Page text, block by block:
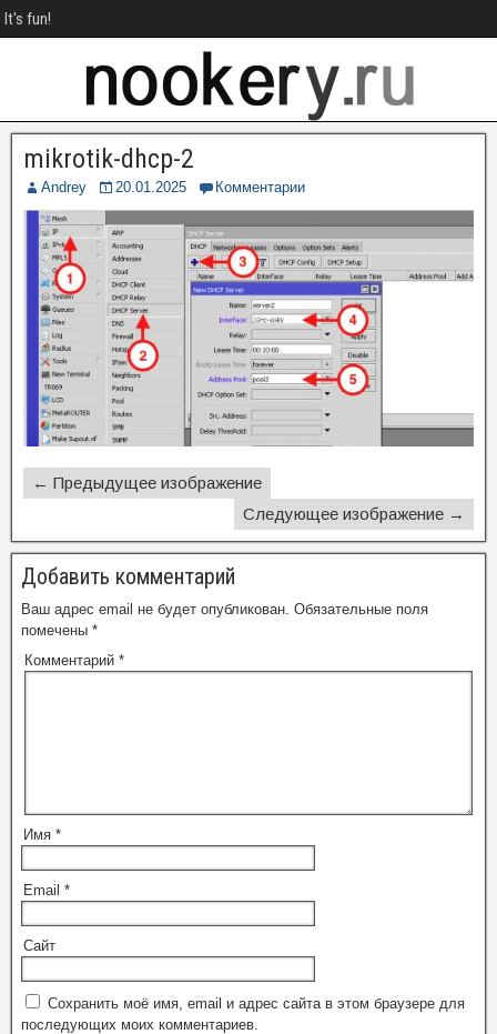
It's fun!
mikrotik-dhcp-2
Andrey 20.01.2025 Комментарии
← Предыдущее изображение
Следующее изображение →
Добавить комментарий
Ваш адрес email не будет опубликован. Обязательные поля
помечены *
Комментарий *
Имя *
Email *
Сайт
Сохранить моё имя, email и адрес сайта в этом браузере для
последующих моих комментариев.